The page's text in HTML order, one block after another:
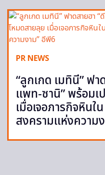
PR NEWS
“ลูกเกด เมทินี” ฟา
แพท-ซานิ” พร้อม
เมื่อเจอภารกิจหิน
สงครามแห่งความ